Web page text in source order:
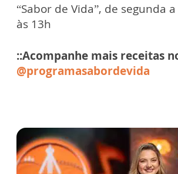
“Sabor de Vida”, de segunda
às 13h
::Acompanhe mais receitas
@programasabordevida